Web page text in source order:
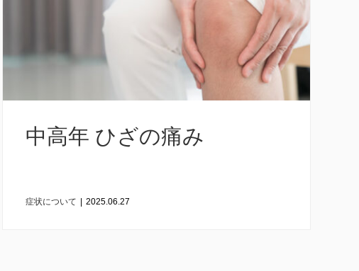
中高年 ひざの痛み
症状について | 2025.06.27